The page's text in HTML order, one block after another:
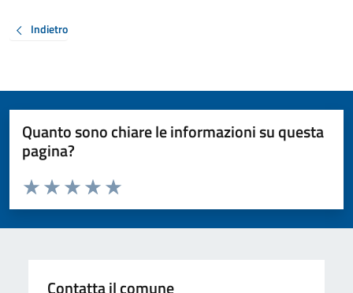
Indietro
Quanto sono chiare le informazioni su questa
pagina?
Valuta da 1 a 5 stelle la pagina
Valuta 5 stelle su 5
Valuta 4 stelle su 5
Valuta 3 stelle su 5
Valuta 2 stelle su 5
Valuta 1 stelle su 5
Contatta il comune